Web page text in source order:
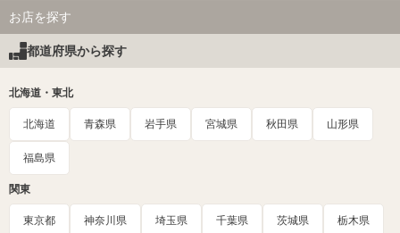
お店を探す
都道府県から探す
北海道・東北
北海道 青森県 岩手県 宮城県 秋田県 山形県
福島県
関東
東京都 神奈川県 埼玉県 千葉県 茨城県 栃木県